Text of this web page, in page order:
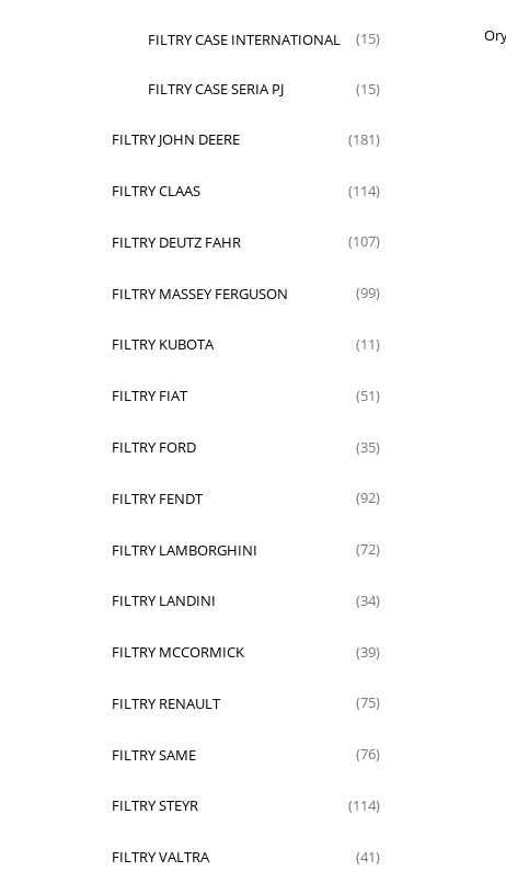
FILTRY CASE INTERNATIONAL (15)
FILTRY CASE SERIA PJ (15)
FILTRY JOHN DEERE (181)
FILTRY CLAAS (114)
FILTRY DEUTZ FAHR (107)
FILTRY MASSEY FERGUSON (99)
FILTRY KUBOTA (11)
FILTRY FIAT (51)
FILTRY FORD (35)
FILTRY FENDT (92)
FILTRY LAMBORGHINI (72)
FILTRY LANDINI (34)
FILTRY MCCORMICK (39)
FILTRY RENAULT (75)
FILTRY SAME (76)
FILTRY STEYR (114)
FILTRY VALTRA (41)